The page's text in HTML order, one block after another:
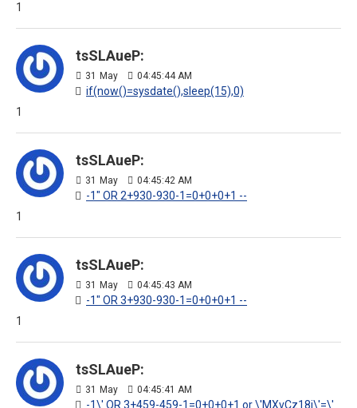
1
tsSLAueP:
31 May 04:45:44 AM
if(now()=sysdate(),sleep(15),0)
1
tsSLAueP:
31 May 04:45:42 AM
-1" OR 2+930-930-1=0+0+0+1 --
1
tsSLAueP:
31 May 04:45:43 AM
-1" OR 3+930-930-1=0+0+0+1 --
1
tsSLAueP:
31 May 04:45:41 AM
-1\' OR 3+459-459-1=0+0+0+1 or \'MXvCz18j\'=\'